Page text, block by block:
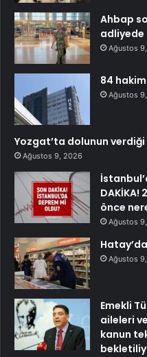
Ahbap
adliyede
Ağustos
84 hakim
Ağustos
Yozgat’ta dolunun
Ağustos 9, 2026
DAKİKA!
önce
Ağustos
Ağustos
Emekli
aileleri
kanun